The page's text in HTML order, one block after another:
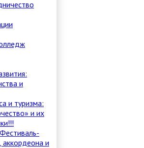
и
и туризма:
и их
аккордеона и